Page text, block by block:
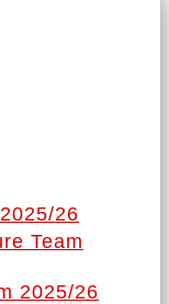
26
Team
2025/26